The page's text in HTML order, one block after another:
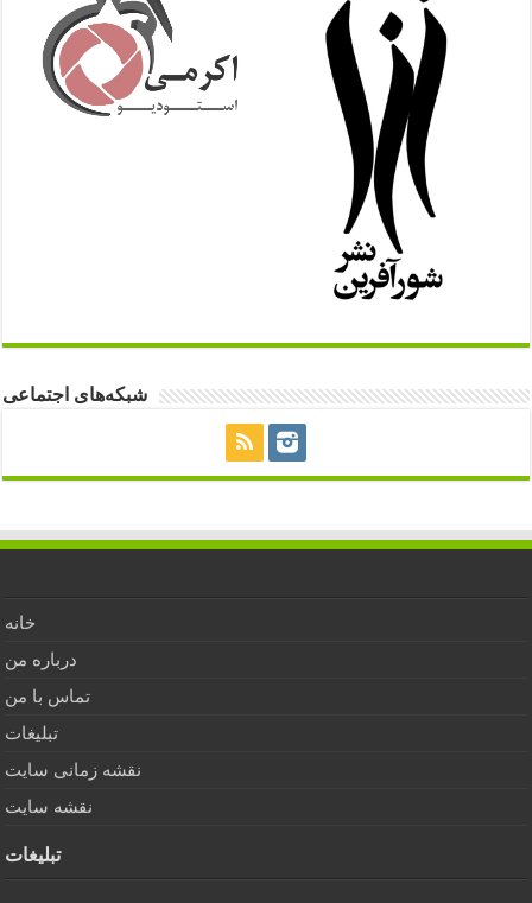
شبکه‌های اجتماعی
خانه
درباره من
تماس با من
تبلیغات
نقشه زمانی سایت
نقشه سایت
تبلیغات